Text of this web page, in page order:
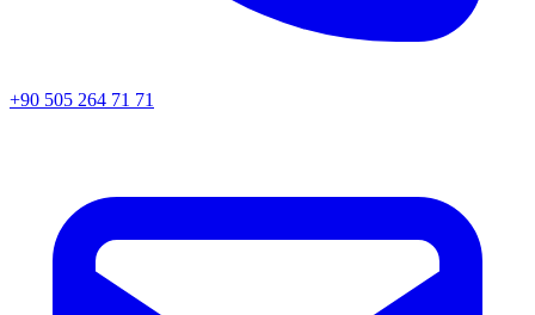
+90 505 264 71 71